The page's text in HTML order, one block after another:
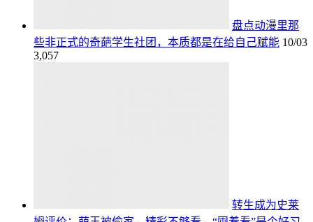
盘点动漫里那
些非正式的奇葩学生社团，本质都是在给自己赋能 10/03
3,057
转生成为史莱